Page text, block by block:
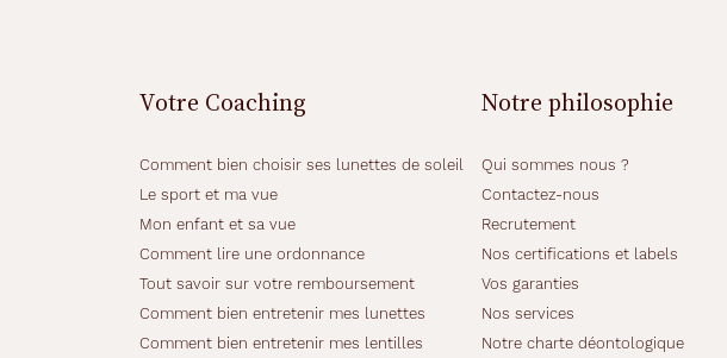
g
n
a
v
e
c
e
t
Votre Coaching
Comment bien choisir ses lunettes de soleil
Le sport et ma vue
Mon enfant et sa vue
Comment lire une ordonnance
Tout savoir sur votre remboursement
Comment bien entretenir mes lunettes
Comment bien entretenir mes lentilles
Notre philosophie
Qui sommes nous ?
Contactez-nous
Recrutement
Nos certifications et labels
Vos garanties
Nos services
Notre charte déontologique